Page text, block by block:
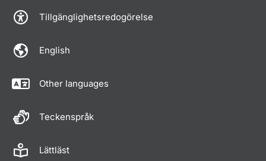
Tillgänglighetsredogörelse
English
Other languages
Teckenspråk
Lättläst